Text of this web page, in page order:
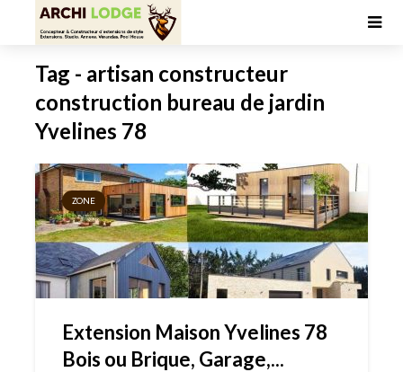
Tag - artisan constructeur
construction bureau de jardin
Yvelines 78
ZONE
Extension Maison Yvelines 78
Bois ou Brique, Garage,...